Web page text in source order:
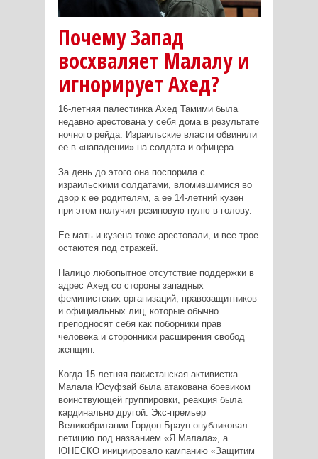
Почему Запад
восхваляет Малалу и
игнорирует Ахед?
16-летняя палестинка Ахед Тамими была
недавно арестована у себя дома в результате
ночного рейда. Израильские власти обвинили
ее в «нападении» на солдата и офицера.
За день до этого она поспорила с
израильскими солдатами, вломившимися во
двор к ее родителям, а ее 14-летний кузен
при этом получил резиновую пулю в голову.
Ее мать и кузена тоже арестовали, и все трое
остаются под стражей.
Налицо любопытное отсутствие поддержки в
адрес Ахед со стороны западных
феминистских организаций, правозащитников
и официальных лиц, которые обычно
преподносят себя как поборники прав
человека и сторонники расширения свобод
женщин.
Когда 15-летняя пакистанская активистка
Малала Юсуфзай была атакована боевиком
воинствующей группировки, реакция была
кардинально другой. Экс-премьер
Великобритании Гордон Браун опубликовал
петицию под названием «Я Малала», а
ЮНЕСКО инициировало кампанию «Защитим